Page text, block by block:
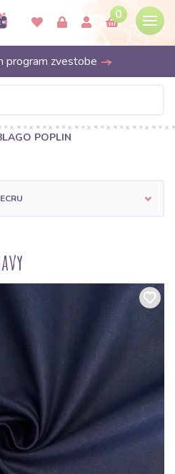
0
program zvestobe
POPLIN